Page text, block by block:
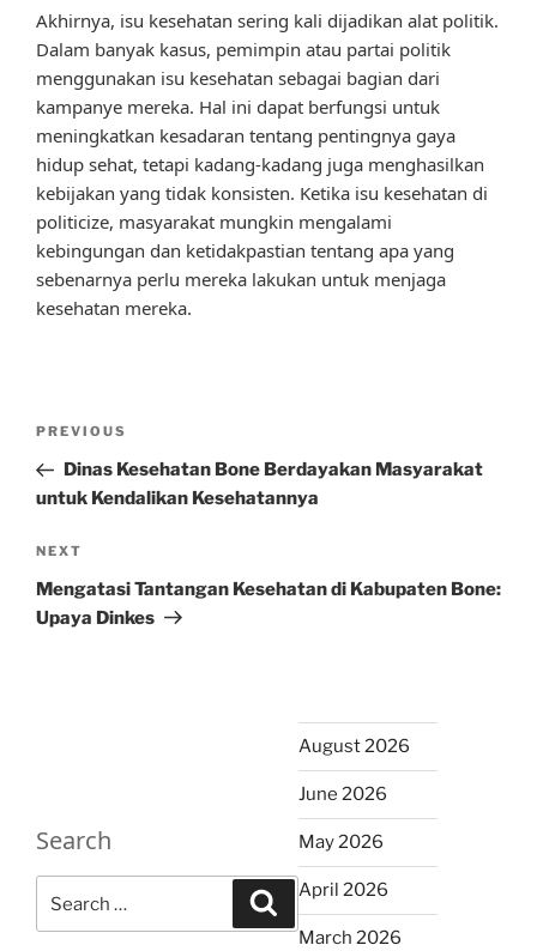
Akhirnya, isu kesehatan sering kali dijadikan alat politik.
Dalam banyak kasus, pemimpin atau partai politik
menggunakan isu kesehatan sebagai bagian dari
kampanye mereka. Hal ini dapat berfungsi untuk
meningkatkan kesadaran tentang pentingnya gaya
hidup sehat, tetapi kadang-kadang juga menghasilkan
kebijakan yang tidak konsisten. Ketika isu kesehatan di
politicize, masyarakat mungkin mengalami
kebingungan dan ketidakpastian tentang apa yang
sebenarnya perlu mereka lakukan untuk menjaga
kesehatan mereka.
Previous
Post
PREVIOUS
Dinas Kesehatan Bone Berdayakan Masyarakat
untuk Kendalikan Kesehatannya
Next
Post
NEXT
Mengatasi Tantangan Kesehatan di Kabupaten Bone:
Upaya Dinkes
Search
for:
Search
August 2026
June 2026
May 2026
April 2026
March 2026